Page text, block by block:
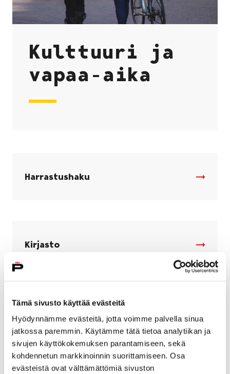
Tämä sivusto käyttää evästeitä
Hyödynnämme evästeitä, jotta voimme palvella sinua
jatkossa paremmin. Käytämme tätä tietoa analytiikan ja
sivujen käyttökokemuksen parantamiseen, sekä
kohdennetun markkinoinnin suorittamiseen. Osa
evästeistä ovat välttämättömiä sivuston
Kulttuuri ja
vapaa-aika
Harrastushaku
Kirjasto